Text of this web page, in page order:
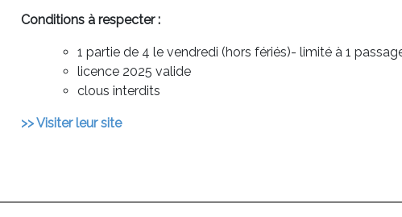
Conditions à respecter :
1 partie de 4 le vendredi (hors fériés)- limité à 1
licence 2025 valide
clous interdits
>> Visiter leur site